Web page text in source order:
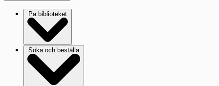
På biblioteket
Söka och beställa